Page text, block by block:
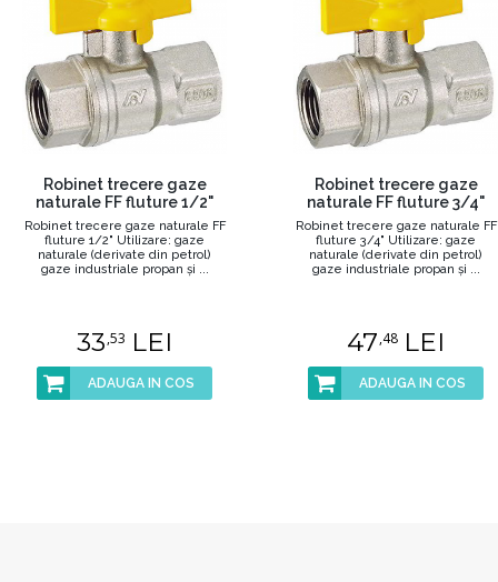
Robinet trecere gaze
naturale FF fluture 1/2"
Robinet trecere gaze naturale FF
fluture 1/2" Utilizare: gaze
naturale (derivate din petrol)
gaze industriale propan şi ...
33,53 LEI
ADAUGA IN COS
Robinet trecere gaze
naturale FF fluture 3/4"
Robinet trecere gaze naturale FF
fluture 3/4" Utilizare: gaze
naturale (derivate din petrol)
gaze industriale propan şi ...
47,48LEI
ADAUGA IN COS